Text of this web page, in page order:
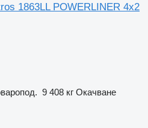
1863LL POWERLINER 4x2
9 408 кг Окачване